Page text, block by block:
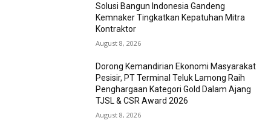
Solusi Bangun Indonesia Gandeng
Kemnaker Tingkatkan Kepatuhan Mitra
Kontraktor
August 8, 2026
Dorong Kemandirian Ekonomi Masyarakat
Pesisir, PT Terminal Teluk Lamong Raih
Penghargaan Kategori Gold Dalam Ajang
TJSL & CSR Award 2026
August 8, 2026